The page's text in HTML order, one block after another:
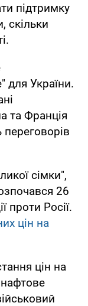
підтримку
скільки
України.
та Франція
сімки",
26
проти Росії.
цін на
цін на